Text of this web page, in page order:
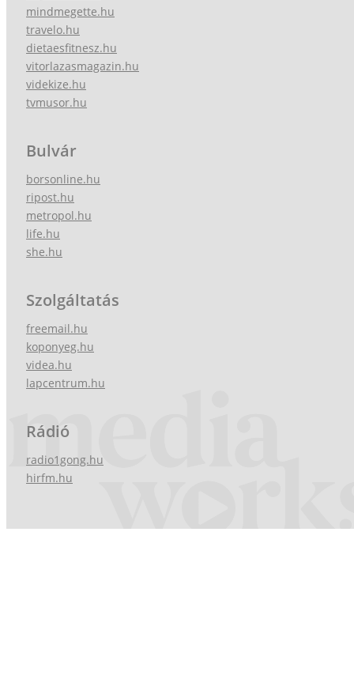
mindmegette.hu
travelo.hu
dietaesfitnesz.hu
vitorlazasmagazin.hu
videkize.hu
tvmusor.hu
Bulvár
borsonline.hu
ripost.hu
metropol.hu
life.hu
she.hu
Szolgáltatás
freemail.hu
koponyeg.hu
videa.hu
lapcentrum.hu
Rádió
radio1gong.hu
hirfm.hu